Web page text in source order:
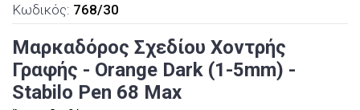
Κωδικός: 768/30
Μαρκαδόρος Σχεδίου Χοντρής
Γραφής - Orange Dark (1-5mm) -
Stabilo Pen 68 Max